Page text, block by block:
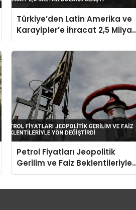
Türkiye’den Latin Amerika ve
Karayipler’e İhracat 2,5 Milyar
Dolara Ulaştı
Petrol Fiyatları Jeopolitik
Gerilim ve Faiz Beklentileriyle
Yön Değiştirdi